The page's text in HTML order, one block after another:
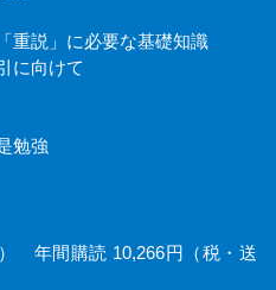
重説」に必要な基礎知識
に向けて
勉強
年間購読 10,266円（税・送